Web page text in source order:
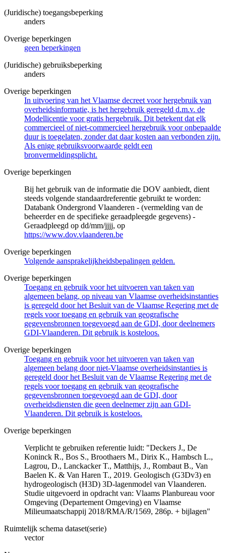
(Juridische) toegangsbeperking
anders
Overige beperkingen
geen beperkingen
(Juridische) gebruiksbeperking
anders
Overige beperkingen
In uitvoering van het Vlaamse decreet voor hergebruik van
overheidsinformatie, is het hergebruik geregeld d.m.v. de
Modellicentie voor gratis hergebruik. Dit betekent dat elk
commercieel of niet-commercieel hergebruik voor onbepaalde
duur is toegelaten, zonder dat daar kosten aan verbonden zijn.
Als enige gebruiksvoorwaarde geldt een
bronvermeldingsplicht.
Overige beperkingen
Bij het gebruik van de informatie die DOV aanbiedt, dient
steeds volgende standaardreferentie gebruikt te worden:
Databank Ondergrond Vlaanderen - (vermelding van de
beheerder en de specifieke geraadpleegde gegevens) -
Geraadpleegd op dd/mm/jjjj, op
https://www.dov.vlaanderen.be
Overige beperkingen
Volgende aansprakelijkheidsbepalingen gelden.
Overige beperkingen
Toegang en gebruik voor het uitvoeren van taken van
algemeen belang, op niveau van Vlaamse overheidsinstanties
is geregeld door het Besluit van de Vlaamse Regering met de
regels voor toegang en gebruik van geografische
gegevensbronnen toegevoegd aan de GDI, door deelnemers
GDI-Vlaanderen. Dit gebruik is kosteloos.
Overige beperkingen
Toegang en gebruik voor het uitvoeren van taken van
algemeen belang door niet-Vlaamse overheidsinstanties is
geregeld door het Besluit van de Vlaamse Regering met de
regels voor toegang en gebruik van geografische
gegevensbronnen toegevoegd aan de GDI, door
overheidsdiensten die geen deelnemer zijn aan GDI-
Vlaanderen. Dit gebruik is kosteloos.
Overige beperkingen
Verplicht te gebruiken referentie luidt: "Deckers J., De
Koninck R., Bos S., Broothaers M., Dirix K., Hambsch L.,
Lagrou, D., Lanckacker T., Matthijs, J., Rombaut B., Van
Baelen K. & Van Haren T., 2019. Geologisch (G3Dv3) en
hydrogeologisch (H3D) 3D-lagenmodel van Vlaanderen.
Studie uitgevoerd in opdracht van: Vlaams Planbureau voor
Omgeving (Departement Omgeving) en Vlaamse
Milieumaatschappij 2018/RMA/R/1569, 286p. + bijlagen"
Ruimtelijk schema dataset(serie)
vector